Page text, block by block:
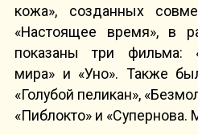
кожа», созданных
«Настоящее время», в
показаны три фильма:
мира» и «Уно». Также
«Голубой пеликан»,
«Пиблокто» и «Супернова.